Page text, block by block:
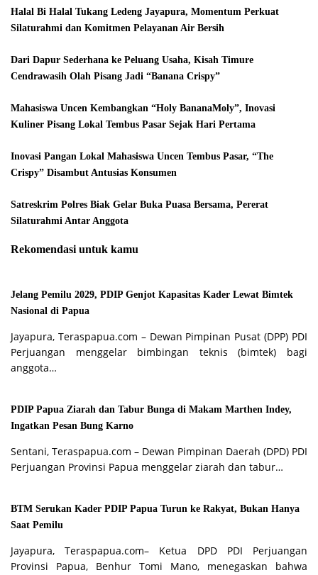
Halal Bi Halal Tukang Ledeng Jayapura, Momentum Perkuat
Silaturahmi dan Komitmen Pelayanan Air Bersih
Dari Dapur Sederhana ke Peluang Usaha, Kisah Timure
Cendrawasih Olah Pisang Jadi “Banana Crispy”
Mahasiswa Uncen Kembangkan “Holy BananaMoly”, Inovasi
Kuliner Pisang Lokal Tembus Pasar Sejak Hari Pertama
Inovasi Pangan Lokal Mahasiswa Uncen Tembus Pasar, “The
Crispy” Disambut Antusias Konsumen
Satreskrim Polres Biak Gelar Buka Puasa Bersama, Pererat
Silaturahmi Antar Anggota
Rekomendasi untuk kamu
Jelang Pemilu 2029, PDIP Genjot Kapasitas Kader Lewat Bimtek
Nasional di Papua
Jayapura, Teraspapua.com – Dewan Pimpinan Pusat (DPP) PDI
Perjuangan menggelar bimbingan teknis (bimtek) bagi
anggota…
PDIP Papua Ziarah dan Tabur Bunga di Makam Marthen Indey,
Ingatkan Pesan Bung Karno
Sentani, Teraspapua.com – Dewan Pimpinan Daerah (DPD) PDI
Perjuangan Provinsi Papua menggelar ziarah dan tabur…
BTM Serukan Kader PDIP Papua Turun ke Rakyat, Bukan Hanya
Saat Pemilu
Jayapura, Teraspapua.com– Ketua DPD PDI Perjuangan
Provinsi Papua, Benhur Tomi Mano, menegaskan bahwa